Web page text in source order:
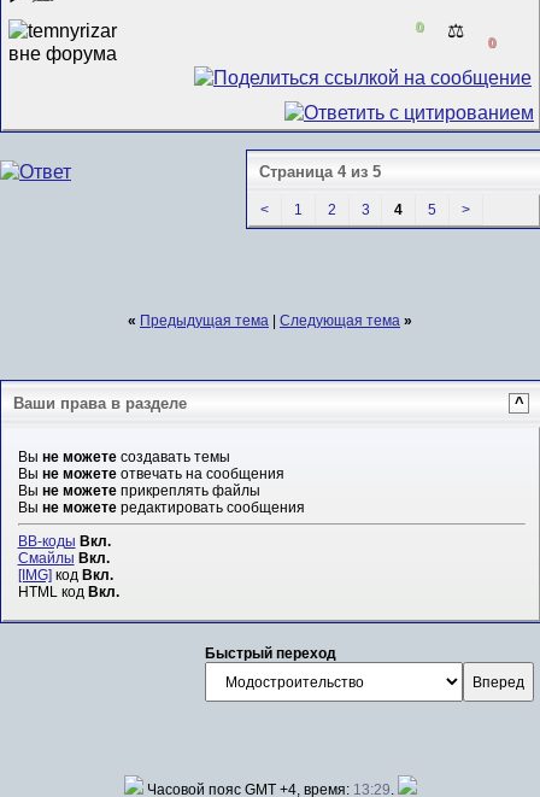
0 ⚖️
0
Страница 4 из 5
< 1 2 3 4 5 >
« Предыдущая тема | Следующая тема »
Ваши права в разделе ^
Вы не можетесоздавать темы
Вы не можетеотвечать на сообщения
Вы не можетеприкреплять файлы
Вы не можетередактировать сообщения
BB-коды Вкл.
Смайлы Вкл.
[IMG] код Вкл.
HTML код Вкл.
Быстрый переход
Часовой пояс GMT +4, время: 13:29.